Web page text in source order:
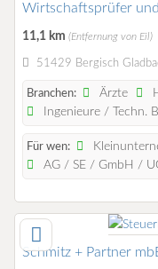
Wirtschaftsprüfer
11,1 km (Entfernung von Eil)
51429 Bergisch
Branchen: Ärzte
Ingenieure / Techn.
Für wen:
AG / SE / GmbH /
Schmitz + Partner